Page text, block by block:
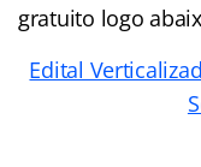
gratuito logo
Edital